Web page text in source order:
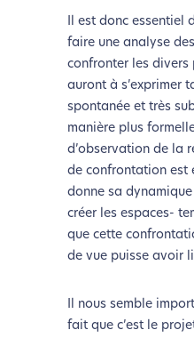
Il est donc essentiel
faire une analyse
confronter les divers
auront à s’exprimer
spontanée et très
manière plus
d’observation de la
de confrontation est
donne sa
créer les espaces-
que cette
de vue puisse avoir
Il nous semble
fait que c’est le